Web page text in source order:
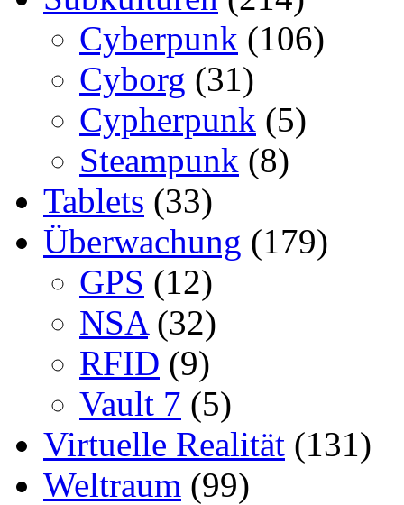
Cyberpunk (106)
Cyborg (31)
Cypherpunk (5)
Steampunk (8)
Tablets (33)
Überwachung (179)
GPS (12)
NSA(32)
RFID (9)
Vault 7 (5)
Virtuelle Realität (131)
Weltraum (99)